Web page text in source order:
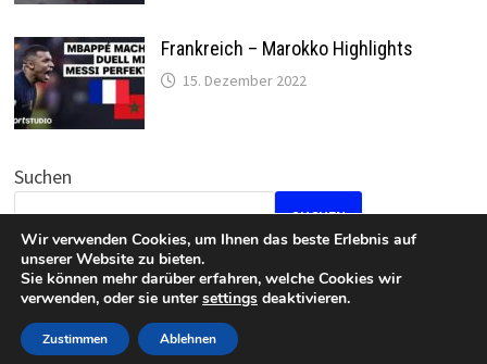
Frankreich – Marokko Highlights
15. Dezember 2022
Suchen
SUCHEN
Datenschutz Impressum
Wir verwenden Cookies, um Ihnen das beste Erlebnis auf
unserer Website zu bieten.
Sie können mehr darüber erfahren, welche Cookies wir
verwenden, oder sie untersettings deaktivieren.
Zustimmen Ablehnen